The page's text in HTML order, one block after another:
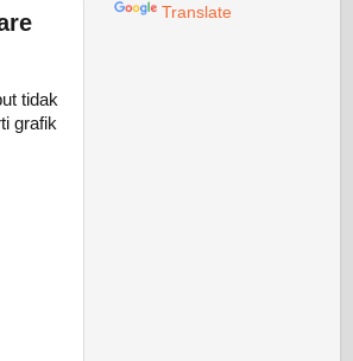
tidak
grafik
Translate